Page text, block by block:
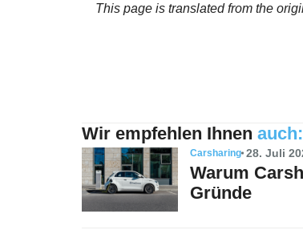
This page is translated from the
Wir empfehlen Ihnen auch:
Carsharing 28. Juli
Warum
Gründe